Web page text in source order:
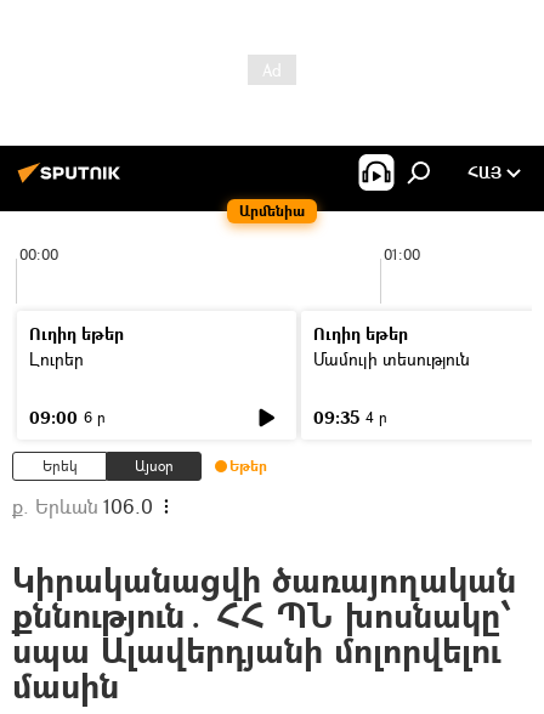
Արմենիա
ՀԱՅ
00:00 01:00
Ուղիղ եթեր
Լուրեր
09:00 6 ր
Ուղիղ եթեր
Մամուլի տեսություն
09:35 4 ր
Երեկ Այսօր Եթեր
ք. Երևան 106.0
Կիրականացվի ծառայողական
քննություն․ ՀՀ ՊՆ խոսնակը՝
սպա Ալավերդյանի մոլորվելու
մասին